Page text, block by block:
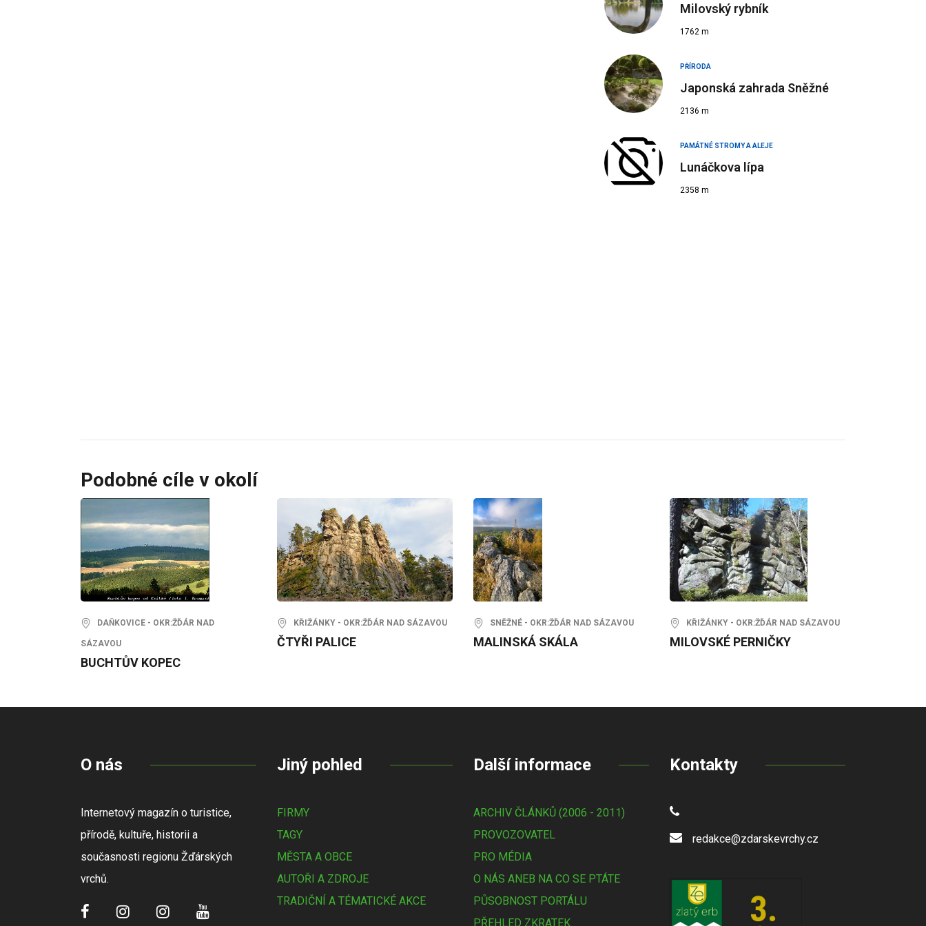
Milovský rybník
1762 m
PŘÍRODA
Japonská zahrada Sněžné
2136 m
PAMÁTNÉ STROMY A ALEJE
Lunáčkova lípa
2358 m
Podobné cíle v okolí
DAŇKOVICE - OKR:ŽĎÁR NAD
SÁZAVOU
BUCHTŮV KOPEC
KŘIŽÁNKY - OKR:ŽĎÁR NAD SÁZAVOU
ČTYŘI PALICE
SNĚŽNÉ - OKR:ŽĎÁR NAD SÁZAVOU
MALINSKÁ SKÁLA
KŘIŽÁNKY - OKR:ŽĎÁR NAD SÁZAVOU
MILOVSKÉ PERNIČKY
O nás
Internetový magazín o turistice,
přírodě, kultuře, historii a
současnosti regionu Žďárských
vrchů.
Jiný pohled
FIRMY
TAGY
MĚSTA A OBCE
AUTOŘI A ZDROJE
TRADIČNÍ A TÉMATICKÉ AKCE
Další informace
ARCHIV ČLÁNKŮ (2006 - 2011)
PROVOZOVATEL
PRO MÉDIA
O NÁS ANEB NA CO SE PTÁTE
PŮSOBNOST PORTÁLU
PŘEHLED ZKRATEK
Kontakty
redakce@zdarskevrchy.cz